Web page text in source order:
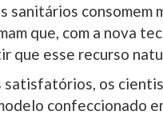
sanitários
que, com a nova
que esse recurso
os
confeccionado